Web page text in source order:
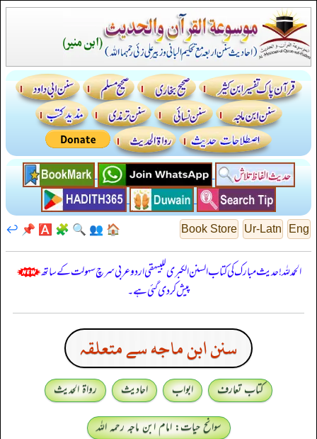
Eng
Ur-Latn
Book Store
🏠
👥
🔍
🧩
🅰️
📌
↩️
الحمدللہ! حدیث مبارک کی کتاب السنن الكبرى للبيهقي اردو عربی سرچ سہولت کے ساتھ
پیش کر دی گئی ہے۔
سنن ابن ماجه سے متعلقہ
کتاب تعارف ابواب احادیث
رواۃ الحدیث
سوانح حیات: امام ابن ماجہ رحمہ اللہ